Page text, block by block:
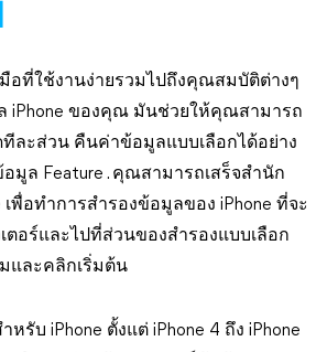
มือที่ใช้งานง่ายรวมไปถึงคุณสมบัติต่างๆ
iPhone ของคุณ มันช่วยให้คุณสามารถ
ละส่วน คืนค่าข้อมูลแบบเลือกได้อย่าง
อมูล Feature . คุณสามารถเสร็จสำนัก
เพื่อทําการสำรองข้อมูลของ iPhone ที่จะ
ตอร์และไปที่ส่วนของสํารองแบบเลือก
และคลิกเริ่มต้น
หรับ iPhone ตั้งแต่ iPhone 4 ถึง iPhone